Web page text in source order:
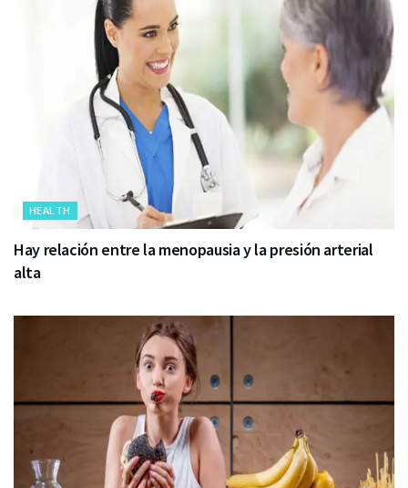
HEALTH
Hay relación entre la menopausia y la presión arterial
alta